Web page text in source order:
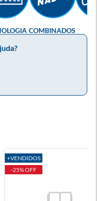
COMBINADOS
+VENDIDOS
-25% OFF